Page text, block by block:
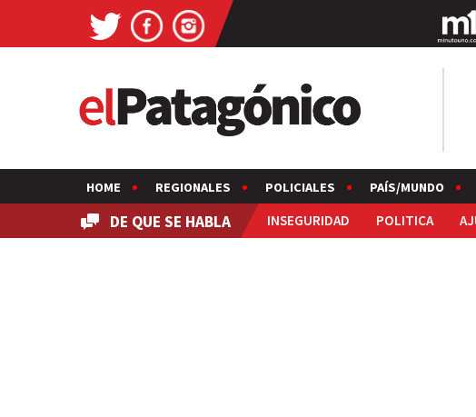
HOME REGIONALES POLICIALES PAÍS/MUNDO
DE QUE SE HABLA INSEGURIDAD POLITICA